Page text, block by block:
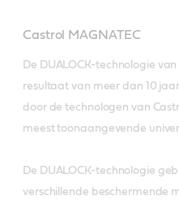
Castrol MAGNATEC
De DUALOCK-technologie
resultaat van meer dan 10
door de technologen van
meest toonaangevende
De DUALOCK-technologie
verschillende beschermende